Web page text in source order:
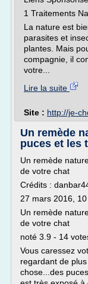
1 Traitements
La nature est
parasites et
plantes. Mais
compagnie, il
votre...
Lire la suite
Site : http://je-
Un remède
puces et les
Un remède
de votre chat
Crédits :
27 mars 2016,
Un remède
de votre chat
noté 3.9 - 14
Vous caressez
regardant de
chose...des